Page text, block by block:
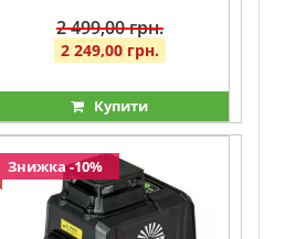
2 499,00 грн.
2 249,00 грн.
Купити
Знижка -10%